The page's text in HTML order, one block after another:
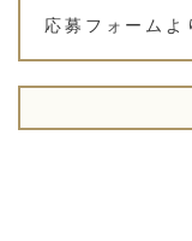
応募フォームよ